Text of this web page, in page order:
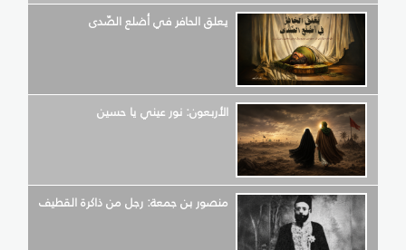
يعلق الحافر في أضلع الصّدى
الأربعون: نور عيني يا حسين
منصور بن جمعة: رجل من ذاكرة القطيف